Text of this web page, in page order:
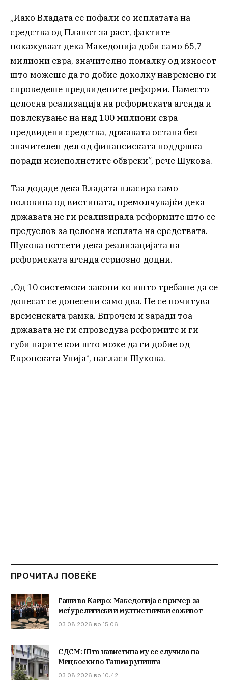
„Иако Владата се пофали со исплатата на
средства од Планот за раст, фактите
покажуваат дека Македонија доби само 65,7
милиони евра, значително помалку од износот
што можеше да го добие доколку навремено ги
спроведеше предвидените реформи. Наместо
целосна реализација на реформската агенда и
повлекување на над 100 милиони евра
предвидени средства, државата остана без
значителен дел од финансиската поддршка
поради неисполнетите обврски“, рече Шукова.
Таа додаде дека Владата пласира само
половина од вистината, премолчувајќи дека
државата не ги реализирала реформите што се
предуслов за целосна исплата на средствата.
Шукова потсети дека реализацијата на
реформската агенда сериозно доцни.
„Од 10 системски закони ко ишто требаше да се
донесат се донесени само два. Не се почитува
временската рамка. Впрочем и заради тоа
државата не ги спроведува реформите и ги
губи парите кои што може да ги добие од
Европската Унија“, нагласи Шукова.
ПРОЧИТАЈ ПОВЕЌЕ
Гаши во Каиро: Македонија е пример за
меѓурелигиски и мултиетнички соживот
03.08.2026 во 15:06
СДСМ: Што навистина му се случило на
Мицкоски во Ташмаруништа
03.08.2026 во 10:42